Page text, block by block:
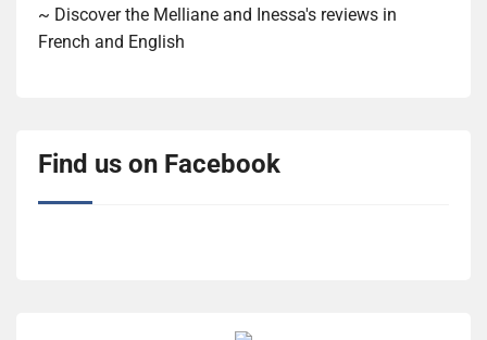
~ Discover the Melliane and Inessa's reviews in
French and English
Find us on Facebook